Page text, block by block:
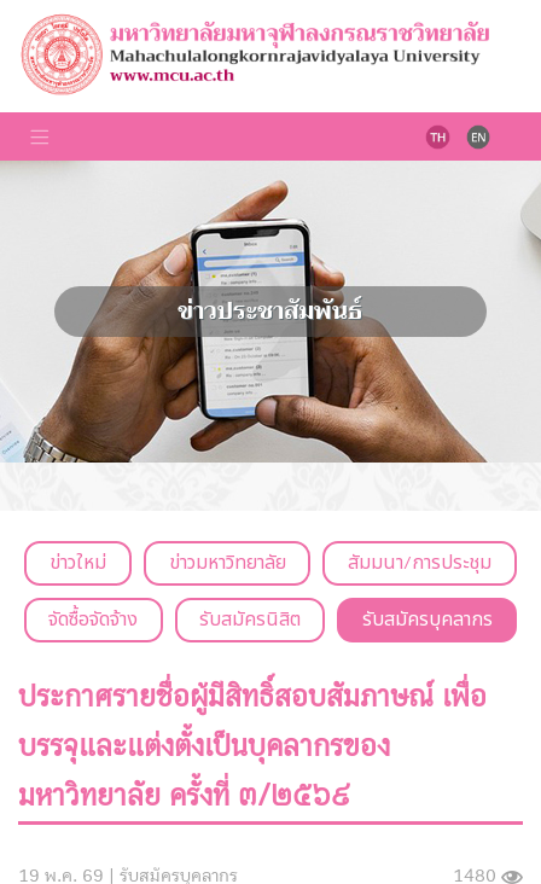
ข่าวประชาสัมพันธ์
ข่าวใหม่ ข่าวมหาวิทยาลัย
สัมมนา/การประชุม
จัดซื้อจัดจ้าง
รับสมัครนิสิต รับสมัครบุคลากร
ประกาศรายชื่อผู้มีสิทธิ์สอบสัมภาษณ์ เพื่อ
บรรจุและแต่งตั้งเป็นบุคลากรของ
มหาวิทยาลัย ครั้งที่ ๓/๒๕๖๙
19 พ.ค. 69 | รับสมัครบุคลากร 1480